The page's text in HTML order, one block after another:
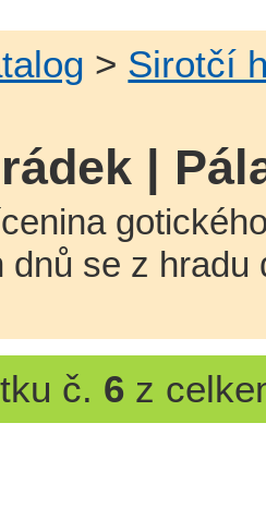
> Sirotčí
|
dnů se z
č. 6z